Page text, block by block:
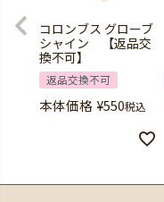
コロンブス グローブ
シャイン 【返品交
換不可】
返品交換不可
本体価格 ¥550税込